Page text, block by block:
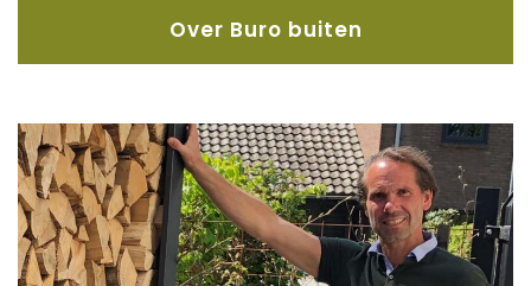
Over Buro buiten